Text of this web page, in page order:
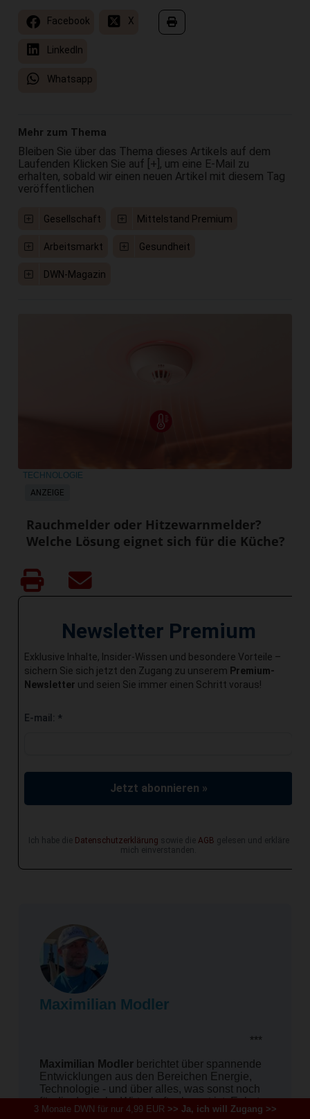
Facebook X
LinkedIn
Whatsapp
Mehr zum Thema
Bleiben Sie über das Thema dieses Artikels auf dem
Laufenden Klicken Sie auf [+], um eine E-Mail zu
erhalten, sobald wir einen neuen Artikel mit diesem Tag
veröffentlichen
Gesellschaft Mittelstand Premium
Arbeitsmarkt Gesundheit
DWN-Magazin
ANZEIGE
TECHNOLOGIE
Rauchmelder oder Hitzewarnmelder?
Welche Lösung eignet sich für die Küche?
Newsletter Premium
Exklusive Inhalte, Insider-Wissen und besondere Vorteile –
sichern Sie sich jetzt den Zugang zu unserem Premium-
Newsletter und seien Sie immer einen Schritt voraus!
E-mail: *
Jetzt abonnieren »
Ich habe die Datenschutzerklärung sowie die AGB gelesen und erkläre
mich einverstanden.
Maximilian Modler
***
Maximilian Modler berichtet über spannende
Entwicklungen aus den Bereichen Energie,
Technologie - und über alles, was sonst noch
für die deutsche Wirtschaft relevant ist. Er hat
BWL, Soziologie und Germanistik in Freiburg,
3 Monate DWN für nur 4,99 EUR >> Ja, ich will Zugang >>